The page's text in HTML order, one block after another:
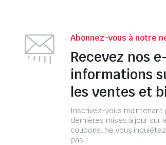
Abonnez-vous à notre
Recevez nos
informations
les ventes et
Inscrivez-vous maintenant
dernières mises à jour sur
coupons. Ne vous
pas !